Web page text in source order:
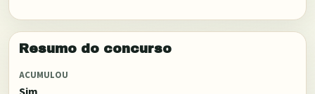
Resumo do concurso
ACUMULOU